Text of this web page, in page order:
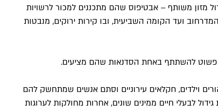
מזון משותף – אבטיפוס שהם מתכננים למכור לרשויות
ועד הקומה השביעית, ובו קירות ירוקים, מנבטות
פשוט להשתתף באחת הסדנאות שהם מציעים.
בפועל, מפוזרות בעיר כמעט 30 גינות כאלה, המאגדות סביבן הורים וילדים, חקלאים עירוניים וסתם אנשים שמתחשק להם
לבעלי חיים ממינים שונים, אחרות מחולקות לערוגות